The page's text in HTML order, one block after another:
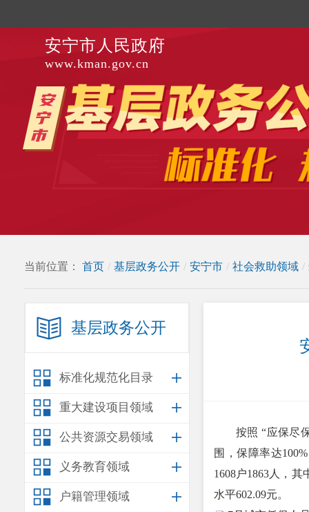
安宁市人民政府
www.kman.gov.cn
当前位置： 首页 / 基层政务公开 / 安宁市 / 社会救助领域 /
基层政务公开
标准化规范化目录
重大建设项目领域
公共资源交易领域
义务教育领域
户籍管理领域
按照 “应保尽
围，保障率达
1608户1863人，
水平602.09元。